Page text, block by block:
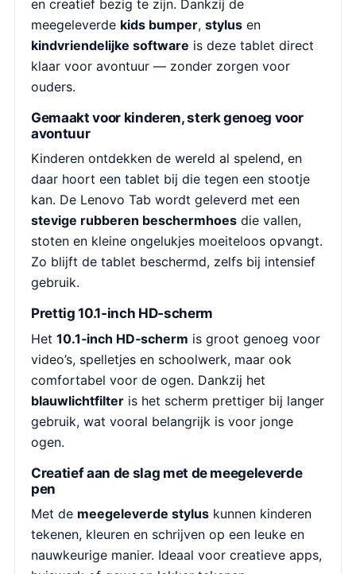
en creatief bezig te zijn. Dankzij de
meegeleverde kids bumper, stylus en
kindvriendelijke software is deze tablet direct
klaar voor avontuur — zonder zorgen voor
ouders.
Gemaakt voor kinderen, sterk genoeg voor
avontuur
Kinderen ontdekken de wereld al spelend, en
daar hoort een tablet bij die tegen een stootje
kan. De Lenovo Tab wordt geleverd met een
stevige rubberen beschermhoes die vallen,
stoten en kleine ongelukjes moeiteloos opvangt.
Zo blijft de tablet beschermd, zelfs bij intensief
gebruik.
Prettig 10.1‑inch HD‑scherm
Het 10.1‑inch HD‑scherm is groot genoeg voor
video’s, spelletjes en schoolwerk, maar ook
comfortabel voor de ogen. Dankzij het
blauwlichtfilter is het scherm prettiger bij langer
gebruik, wat vooral belangrijk is voor jonge
ogen.
Creatief aan de slag met de meegeleverde
pen
Met de meegeleverde stylus kunnen kinderen
tekenen, kleuren en schrijven op een leuke en
nauwkeurige manier. Ideaal voor creatieve apps,